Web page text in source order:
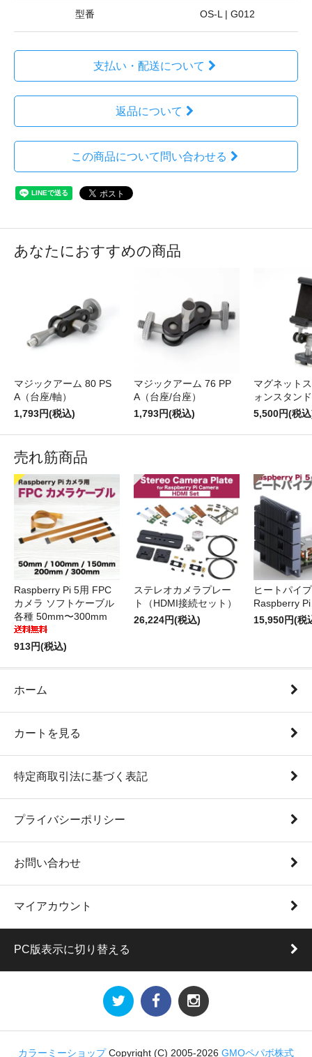
型番 OS-L | G012
支払い・配送について
返品について
この商品について問い合わせる
あなたにおすすめの商品
マジックアーム 80 PS
A（台座/軸）
1,793円(税込)
マジックアーム 76 PP
A（台座/台座）
1,793円(税込)
マグネット
ォンスタン
5,500円(税
売れ筋商品
Raspberry Pi 5用 FPC
カメラ ソフトケーブル
各種 50mm〜300mm
913円(税込)
ステレオカメラプレー
ト（HDMI接続セット）
26,224円(税込)
ヒートパイ
Raspberry
15,950円(税
ホーム
カートを見る
特定商取引法に基づく表記
プライバシーポリシー
お問い合わせ
マイアカウント
PC版表示に切り替える
カラーミーショップ Copyright (C) 2005-2026 GMOペパボ株式